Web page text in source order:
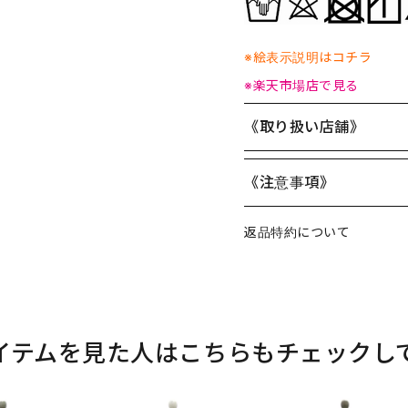
※絵表示説明はコチラ
※楽天市場店で見る
《取り扱い店舗》
《注意事項》
返品特約について
テムを見た人はこちらもチェックし